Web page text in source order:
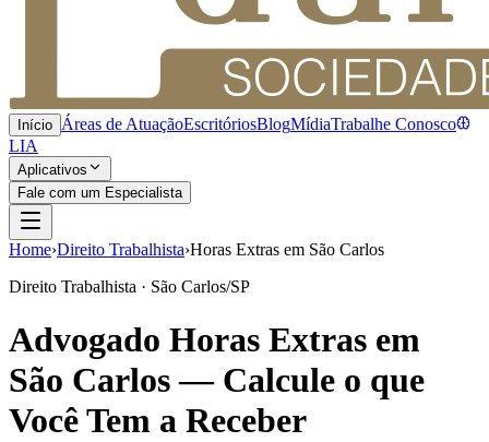
Início Áreas de AtuaçãoEscritóriosBlogMídiaTrabalhe Conosco
LIA
Aplicativos
Fale com um Especialista
Home›Direito Trabalhista›Horas Extras em São Carlos
Direito Trabalhista · São Carlos/SP
Advogado Horas Extras em
São Carlos — Calcule o que
Você Tem a Receber